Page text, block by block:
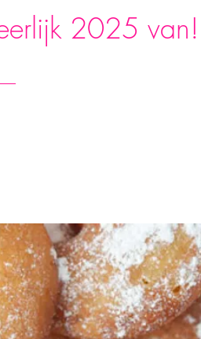
2025 van!